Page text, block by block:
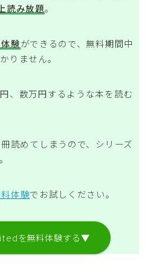
読み放題。
験ができるので、無料期間中
りません。
、数万円するような本を読む
読めてしまうので、シリーズ
体験でお試しください。
を無料体験する▼